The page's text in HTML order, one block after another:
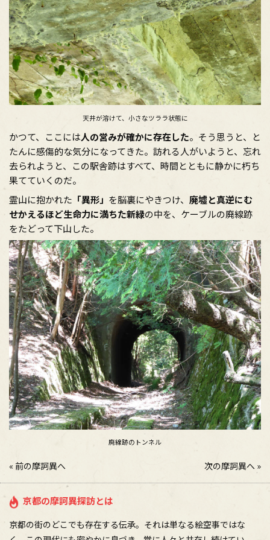
天井が溶けて、小さなツララ状態に
かつて、ここには人の営みが確かに存在した。そう思うと、と
たんに感傷的な気分になってきた。訪れる人がいようと、忘れ
去られようと、この駅舎跡はすべて、時間とともに静かに朽ち
果てていくのだ。
霊山に抱かれた 「異形」 を脳裏にやきつけ、 廃墟と真逆にむ
せかえるほど生命力に満ちた新緑の中を、ケーブルの廃線跡
をたどって下山した。
廃線跡のトンネル
« 前の摩訶異へ 次の摩訶異へ »
京都の摩訶異探訪とは
京都の街のどこでも存在する伝承。それは単なる絵空事ではな